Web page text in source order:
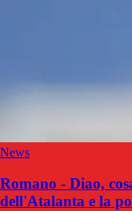
News
Romano - Diao,
dell'Atalanta e la